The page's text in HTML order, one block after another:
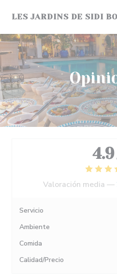
LES JARDINS DE SIDI
4.9
Valoración media —
Servicio
Ambiente
Comida
Calidad/Precio